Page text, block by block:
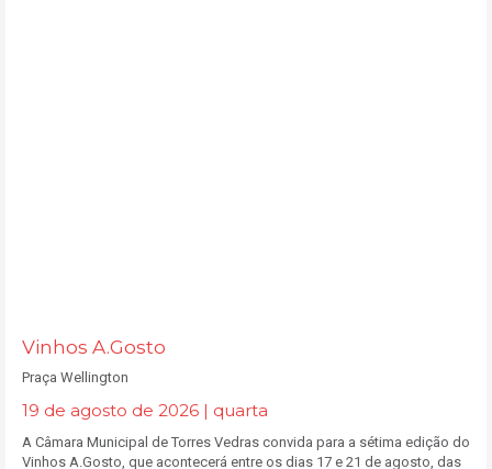
Vinhos A.Gosto
Praça Wellington
19 de agosto de 2026 | quarta
A Câmara Municipal de Torres Vedras convida para a sétima edição do
Vinhos A.Gosto, que acontecerá entre os dias 17 e 21 de agosto, das